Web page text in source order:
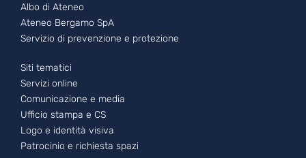
Albo di Ateneo
Ateneo Bergamo SpA
Servizio di prevenzione e protezione
Footer - 3
Siti tematici
Servizi online
Comunicazione e media
Ufficio stampa e CS
Logo e identità visiva
Patrocinio e richiesta spazi